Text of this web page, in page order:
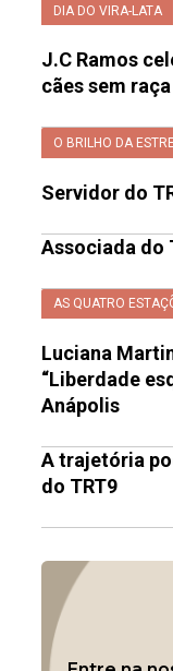
DIA DO VIRA-LATA
J.C Ramos
cães sem
O BRILHO DA
Servidor do
Associada do
AS QUATRO
Luciana
“Liberdade
Anápolis
A trajetória
do TRT9